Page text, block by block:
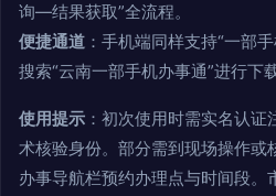
询—结果获取”全流程。
便捷通道 ：手机端同样支持“一部
搜索“云南一部手机办事通”进行下
使用提示 ：初次使用时需实名认
术核验身份。部分需到现场操作或
办事导航栏预约办理点与时间段。